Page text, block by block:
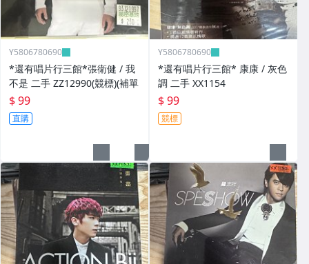
Y5806780690
*還有唱片行三館*張衛健 / 我
不是 二手 ZZ12990(競標)(補單
$ 99
直購
Y5806780690
*還有唱片行三館* 康康 / 灰色
調 二手 XX1154
$ 99
競標